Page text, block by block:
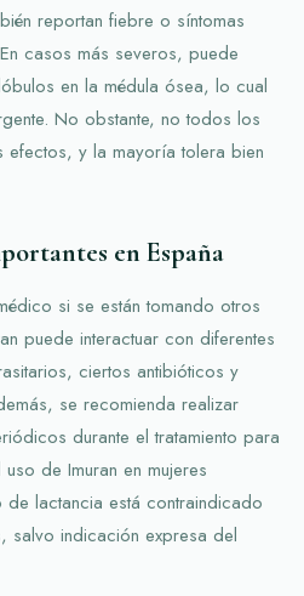
reportan fiebre o síntomas
casos más severos, puede
en la médula ósea, lo cual
No obstante, no todos los
efectos, y la mayoría tolera bien
en España
si se están tomando otros
puede interactuar con diferentes
ciertos antibióticos y
se recomienda realizar
durante el tratamiento para
de Imuran en mujeres
lactancia está contraindicado
salvo indicación expresa del